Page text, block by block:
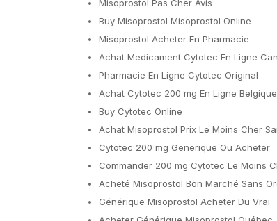
Misoprostol Pas Cher Avis
Buy Misoprostol Misoprostol Online
Misoprostol Acheter En Pharmacie
Achat Medicament Cytotec En Ligne
Pharmacie En Ligne Cytotec Original
Achat Cytotec 200 mg En Ligne Belgique
Buy Cytotec Online
Achat Misoprostol Prix Le Moins Cher
Cytotec 200 mg Generique Ou Acheter
Commander 200 mg Cytotec Le Moins
Acheté Misoprostol Bon Marché Sans
Générique Misoprostol Acheter Du Vrai